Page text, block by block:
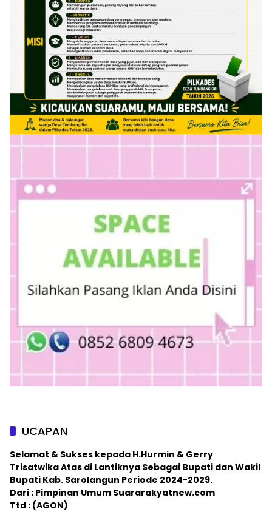
UCAPAN
Selamat & Sukses kepada H.Hurmin & Gerry
Trisatwika Atas di Lantiknya Sebagai Bupati dan Wakil
Bupati Kab. Sarolangun Periode 2024-2029.
Dari : Pimpinan Umum Suararakyatnew.com
Ttd : (AGON)